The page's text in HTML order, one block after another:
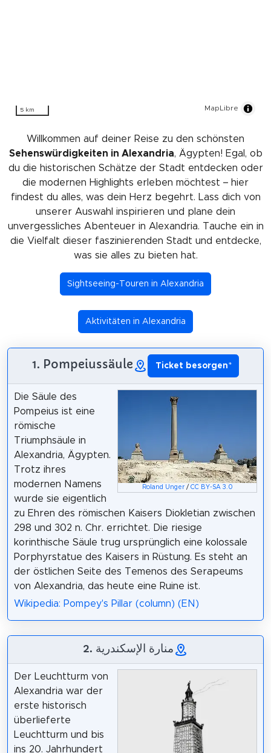
5 km MapLibre
Willkommen auf deiner Reise zu den schönsten
Sehenswürdigkeiten in Alexandria, Ägypten! Egal, ob
du die historischen Schätze der Stadt entdecken oder
die modernen Highlights erleben möchtest – hier
findest du alles, was dein Herz begehrt. Lass dich von
unserer Auswahl inspirieren und plane dein
unvergessliches Abenteuer in Alexandria. Tauche ein in
die Vielfalt dieser faszinierenden Stadt und entdecke,
was sie alles zu bieten hat.
Sightseeing-Touren in Alexandria
Aktivitäten in Alexandria
1. Pompeiussäule Ticket besorgen*
Roland Unger/ CC BY-SA 3.0
Die Säule des
Pompeius ist eine
römische
Triumphsäule in
Alexandria, Ägypten.
Trotz ihres
modernen Namens
wurde sie eigentlich
zu Ehren des römischen Kaisers Diokletian zwischen
298 und 302 n. Chr. errichtet. Die riesige
korinthische Säule trug ursprünglich eine kolossale
Porphyrstatue des Kaisers in Rüstung. Es steht an
der östlichen Seite des Temenos des Serapeums
von Alexandria, das heute eine Ruine ist.
Wikipedia: Pompey's Pillar (column) (EN)
2. منارة الإسكندرية
Der Leuchtturm von
Alexandria war der
erste historisch
überlieferte
Leuchtturm und bis
ins 20. Jahrhundert